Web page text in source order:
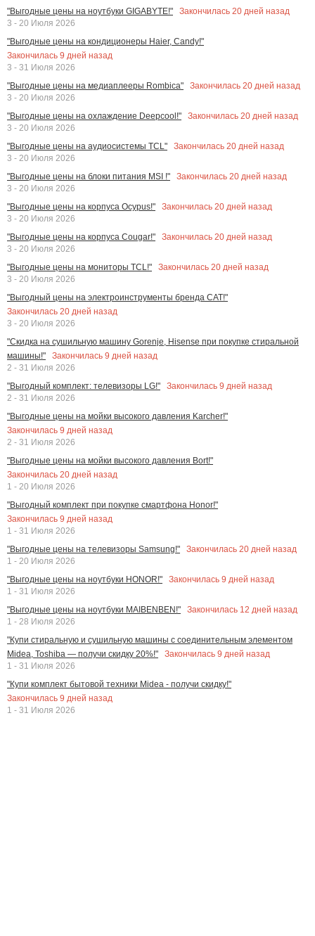
"Выгодные цены на ноутбуки GIGABYTE!"
Закончилась 20 дней назад
3 - 20 Июля 2026
"Выгодные цены на кондиционеры Haier, Candy!"
Закончилась 9 дней назад
3 - 31 Июля 2026
"Выгодные цены на медиаплееры Rombica"
Закончилась 20 дней назад
3 - 20 Июля 2026
"Выгодные цены на охлаждение Deepcool!"
Закончилась 20 дней назад
3 - 20 Июля 2026
"Выгодные цены на аудиосистемы TCL"
Закончилась 20 дней назад
3 - 20 Июля 2026
"Выгодные цены на блоки питания MSI !"
Закончилась 20 дней назад
3 - 20 Июля 2026
"Выгодные цены на корпуса Ocypus!"
Закончилась 20 дней назад
3 - 20 Июля 2026
"Выгодные цены на корпуса Cougar!"
Закончилась 20 дней назад
3 - 20 Июля 2026
"Выгодные цены на мониторы TCL!"
Закончилась 20 дней назад
3 - 20 Июля 2026
"Выгодный цены на электроинструменты бренда CAT!"
Закончилась 20 дней назад
3 - 20 Июля 2026
"Скидка на сушильную машину Gorenje, Hisense при покупке стиральной
машины!"
Закончилась 9 дней назад
2 - 31 Июля 2026
"Выгодный комплект: телевизоры LG!"
Закончилась 9 дней назад
2 - 31 Июля 2026
"Выгодные цены на мойки высокого давления Karcher!"
Закончилась 9 дней назад
2 - 31 Июля 2026
"Выгодные цены на мойки высокого давления Bort!"
Закончилась 20 дней назад
1 - 20 Июля 2026
"Выгодный комплект при покупке смартфона Honor!"
Закончилась 9 дней назад
1 - 31 Июля 2026
"Выгодные цены на телевизоры Samsung!"
Закончилась 20 дней назад
1 - 20 Июля 2026
"Выгодные цены на ноутбуки HONOR!"
Закончилась 9 дней назад
1 - 31 Июля 2026
"Выгодные цены на ноутбуки MAIBENBEN!"
Закончилась 12 дней назад
1 - 28 Июля 2026
"Купи стиральную и сушильную машины с соединительным элементом
Midea, Toshiba — получи скидку 20%!"
Закончилась 9 дней назад
1 - 31 Июля 2026
"Купи комплект бытовой техники Midea - получи скидку!"
Закончилась 9 дней назад
1 - 31 Июля 2026